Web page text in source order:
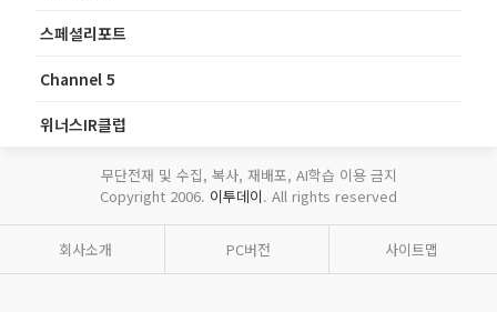
스페셜리포트
Channel 5
위너스IR클럽
무단전재 및 수집, 복사, 재배포, AI학습 이용 금지
Copyright 2006. 이투데이. All rights reserved
회사소개 PC버전 사이트맵